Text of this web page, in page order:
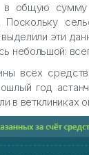
в общую сумму
Поскольку
эти
небольшой:
всех
год
в ветклиниках